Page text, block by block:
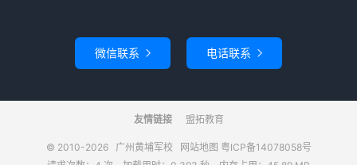
微信联系  电话联系 
友情链接 盟拓教育
© 2010-2026 广州黄埔军校 网站地图 粤ICP备14078058号